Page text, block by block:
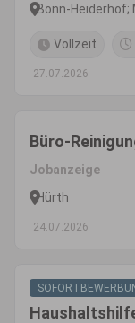
Bonn-
Vollzeit
27.07.2026
Büro-
Jobanzeige
Hürth
24.07.2026